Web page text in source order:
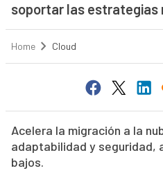
soportar las estrategias
Home Cloud
Acelera la migración a la
adaptabilidad y seguridad,
bajos.